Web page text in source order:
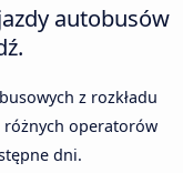
autobusów
z rozkładu
różnych operatorów
dni.